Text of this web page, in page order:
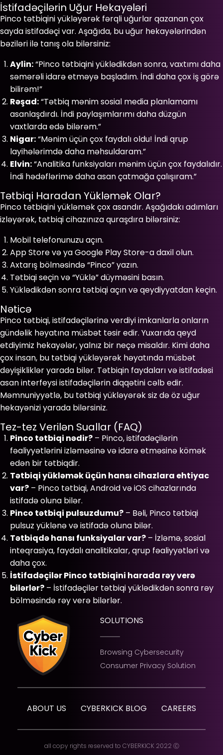
İstifadəçilərin Uğur Hekayələri
Pinco tətbiqini yükləyərək fərqli uğurlar qazanan çox
sayda istifadəçi var. Aşağıda, bu uğur hekayələrindən
bəziləri ilə tanış ola bilərsiniz:
Aylin:“Pinco tətbiqini yüklədikdən sonra, vaxtımı daha
səmərəli idarə etməyə başladım. İndi daha çox iş görə
bilirəm!”
Rəşad:“Tətbiq mənim sosial media planlamamı
asanlaşdırdı. İndi paylaşımlarımı daha düzgün
vaxtlarda edə bilərəm.”
Nigar:“Mənim üçün çox faydalı oldu! İndi qrup
layihələrimdə daha məhsuldaram.”
Elvin:“Analitika funksiyaları mənim üçün çox faydalıdır.
İndi hədəflərimə daha asan çatmağa çalışıram.”
Tətbiqi Haradan Yükləmək Olar?
Pinco tətbiqini yükləmək çox asandır. Aşağıdakı adımları
izləyərək, tətbiqi cihazınıza quraşdıra bilərsiniz:
Mobil telefonunuzu açın.
App Store və ya Google Play Store-a daxil olun.
Axtarış bölməsində “Pinco” yazın.
Tətbiqi seçin və “Yüklə” düyməsini basın.
Yüklədikdən sonra tətbiqi açın və qeydiyyatdan keçin.
Nəticə
Pinco tətbiqi, istifadəçilərinə verdiyi imkanlarla onların
gündəlik həyatına müsbət təsir edir. Yuxarıda qeyd
etdiyimiz hekayələr, yalnız bir neçə misaldır. Kimi daha
çox insan, bu tətbiqi yükləyərək həyatında müsbət
dəyişikliklər yarada bilər. Tətbiqin faydaları və istifadəsi
asan interfeysi istifadəçilərin diqqətini cəlb edir.
Məmnuniyyətlə, bu tətbiqi yükləyərək siz də öz uğur
hekayənizi yarada bilərsiniz.
Tez-tez Verilən Suallar (FAQ)
Pinco tətbiqi nədir? – Pinco, istifadəçilərin
fəaliyyətlərini izləməsinə və idarə etməsinə kömək
edən bir tətbiqdir.
Tətbiqi yükləmək üçün hansı cihazlara ehtiyac
var? – Pinco tətbiqi, Android və iOS cihazlarında
istifadə oluna bilər.
Pinco tətbiqi pulsuzdumu? – Bəli, Pinco tətbiqi
pulsuz yüklənə və istifadə oluna bilər.
Tətbiqdə hansı funksiyalar var? – İzləmə, sosial
inteqrasiya, faydalı analitikalar, qrup fəaliyyətləri və
daha çox.
İstifadəçilər Pinco tətbiqini harada rəy verə
bilərlər? – İstifadəçilər tətbiqi yüklədikdən sonra rəy
bölməsində rəy verə bilərlər.
SOLUTIONS
Browsing Cybersecurity
Consumer Privacy Solution
ABOUT US CYBERKICK BLOG CAREERS
all copy rights reserved to CYBERKICK 2022 Ⓒ